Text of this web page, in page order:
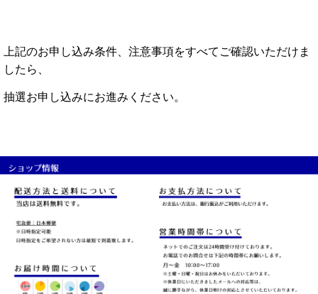
上記のお申し込み条件、注意事項をすべてご確認いただけま
したら、
抽選お申し込みにお進みください。